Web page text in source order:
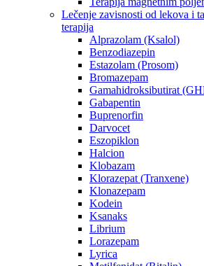
Lečenje zavisnosti od lekova i
terapija
Alprazolam (Ksalol)
Benzodiazepin
Estazolam (Prosom)
Bromazepam
Gamahidroksibutirat
Gabapentin
Buprenorfin
Darvocet
Eszopiklon
Halcion
Klobazam
Klorazepat (Tranxene)
Klonazepam
Kodein
Ksanaks
Librium
Lorazepam
Lyrica